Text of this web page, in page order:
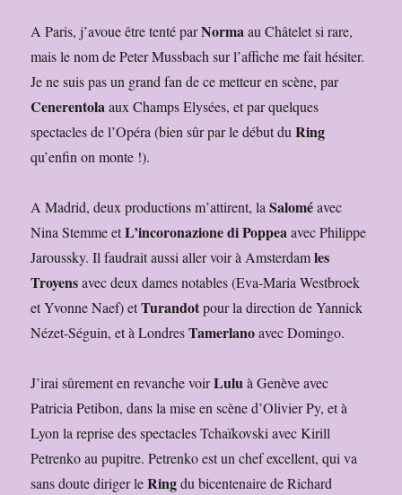
A Paris, j’avoue être tenté parNormaau Châtelet si rare,
mais le nom de Peter Mussbach sur l’affiche me fait hésiter.
Je ne suis pas un grand fan de ce metteur en scène, par
Cenerentolaaux Champs Elysées, et par quelques
spectacles de l’Opéra (bien sûr par le début duRing
qu’enfin on monte !).
A Madrid, deux productions m’attirent, laSaloméavec
Nina Stemme etL’incoronazione di Poppeaavec Philippe
Jaroussky. Il faudrait aussi aller voir à Amsterdamles
Troyensavec deux dames notables (Eva-Maria Westbroek
et Yvonne Naef) etTurandotpour la direction de Yannick
Nézet-Séguin, et à LondresTamerlanoavec Domingo.
J’irai sûrement en revanche voirLuluà Genève avec
Patricia Petibon, dans la mise en scène d’Olivier Py, et à
Lyon la reprise des spectacles Tchaïkovski avec Kirill
Petrenko au pupitre. Petrenko est un chef excellent, qui va
sans doute diriger leRingdu bicentenaire de Richard